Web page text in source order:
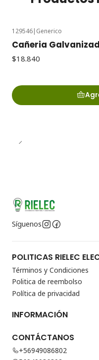
129546| Generico
Cañeria
$18.840
Síguenos
POLITICAS RIELEC
Términos y Condiciones
Politica de reembolso
Política de privacidad
INFORMACIÓN
CONTÁCTANOS
+56949086802